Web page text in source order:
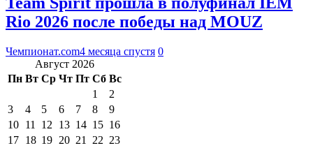
Rio 2026 после победы над MOUZ
Чемпионат.com4 месяца спустя 0
Август 2026
Пн Вт Ср Чт Пт Сб Вс
1
2
3
4 5 6 7 8
9
10 11 12 13 14 15 16
17 18 19 20 21 22 23